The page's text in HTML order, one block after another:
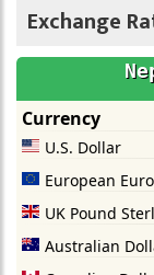
Exchange